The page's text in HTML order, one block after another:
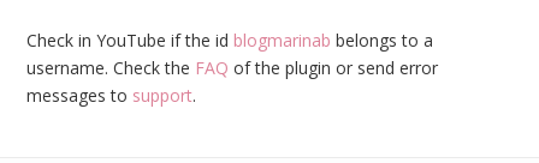
Check in YouTube if the id blogmarinab belongs to a
username. Check the FAQ of the plugin or send error
messages to support.